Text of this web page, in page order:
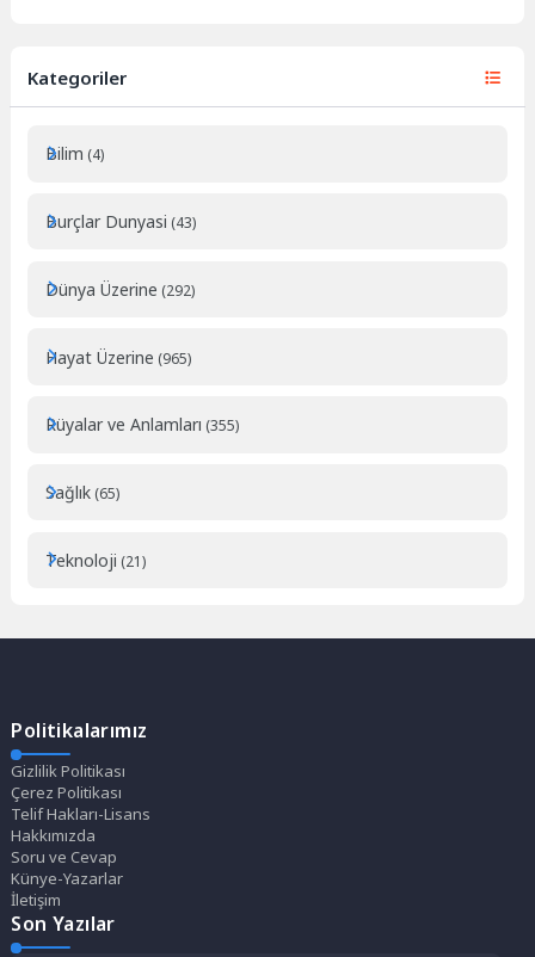
Kategoriler
Bilim (4)
Burçlar Dunyasi (43)
Dünya Üzerine (292)
Hayat Üzerine (965)
Rüyalar ve Anlamları (355)
Sağlık (65)
Teknoloji (21)
Politikalarımız
Gizlilik Politikası
Çerez Politikası
Telif Hakları-Lisans
Hakkımızda
Soru ve Cevap
Künye-Yazarlar
İletişim
Son Yazılar